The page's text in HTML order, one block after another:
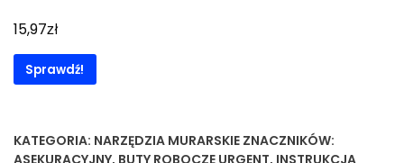
15,97zł
Sprawdź!
KATEGORIA: NARZĘDZIA MURARSKIE ZNACZNIKÓW: